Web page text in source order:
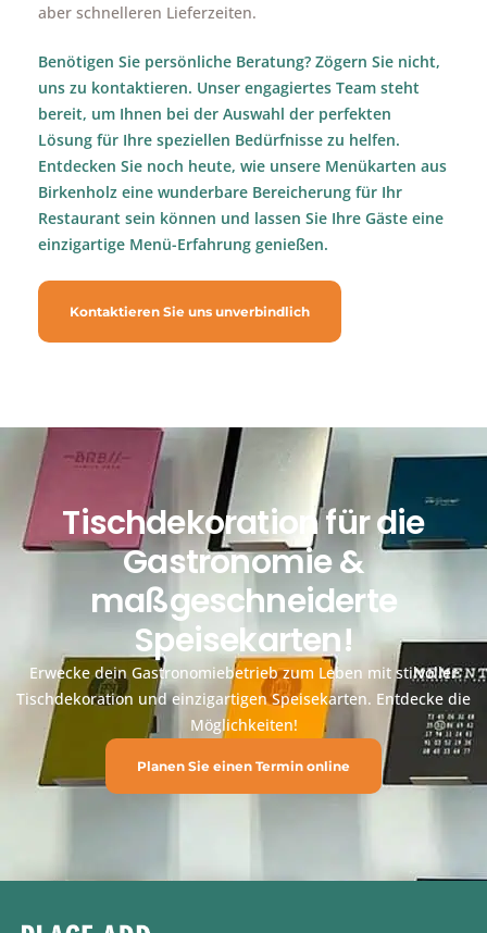
aber schnelleren Lieferzeiten.
Benötigen Sie persönliche Beratung? Zögern Sie nicht,
uns zu kontaktieren. Unser engagiertes Team steht
bereit, um Ihnen bei der Auswahl der perfekten
Lösung für Ihre speziellen Bedürfnisse zu helfen.
Entdecken Sie noch heute, wie unsere Menükarten aus
Birkenholz eine wunderbare Bereicherung für Ihr
Restaurant sein können und lassen Sie Ihre Gäste eine
einzigartige Menü-Erfahrung genießen.
Kontaktieren Sie uns unverbindlich
Tischdekoration für die
Gastronomie &
maßgeschneiderte
Speisekarten!
Erwecke dein Gastronomiebetrieb zum Leben mit stilvoller
Tischdekoration und einzigartigen Speisekarten. Entdecke die
Möglichkeiten!
Planen Sie einen Termin online